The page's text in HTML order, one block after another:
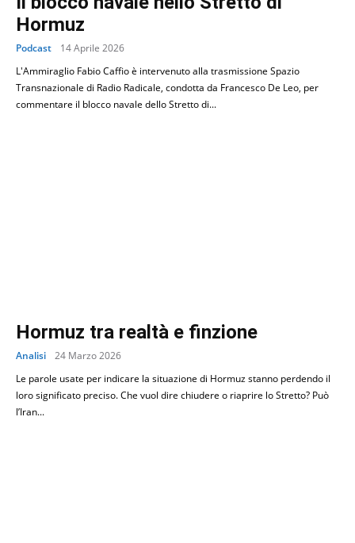
Hormuz
Podcast
14 Aprile 2026
L'Ammiraglio Fabio Caffio è intervenuto alla trasmissione Spazio
Transnazionale di Radio Radicale, condotta da Francesco De Leo, per
commentare il blocco navale dello Stretto di...
Hormuz tra realtà e finzione
Analisi
24 Marzo 2026
Le parole usate per indicare la situazione di Hormuz stanno perdendo il
loro significato preciso. Che vuol dire chiudere o riaprire lo Stretto? Può
l’Iran...